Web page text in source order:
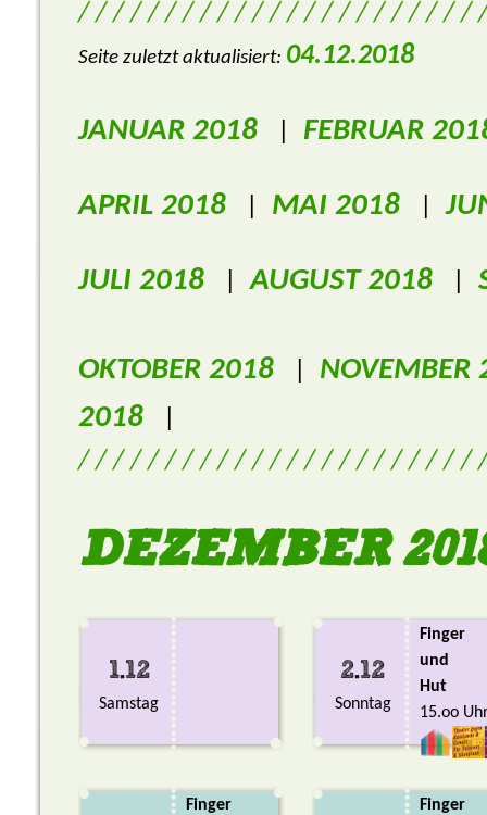
/ / / / / / / / / / / / / / / / / / / / / / /
Seite zuletzt aktualisiert: 04.12.2018
JANUAR 2018 FEBRUAR
APRIL 2018 MAI 2018 |
JULI 2018 |AUGUST 2018
OKTOBER 2018
NOVEMBER
2018
/ / / / / / / / / / / / / / / / / / / / / / /
DEZEMBER
1.12
Samstag
2.12
Sonntag
Finger
und
Hut
15.oo
Finger
Finger